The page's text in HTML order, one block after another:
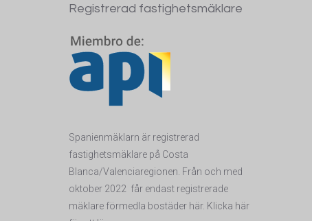
Registrerad fastighetsmäklare
Spanienmäklarn är registrerad
fastighetsmäklare på Costa
Blanca/Valenciaregionen. Från och med
oktober 2022 får endast registrerade
mäklare förmedla bostäder här. Klicka här